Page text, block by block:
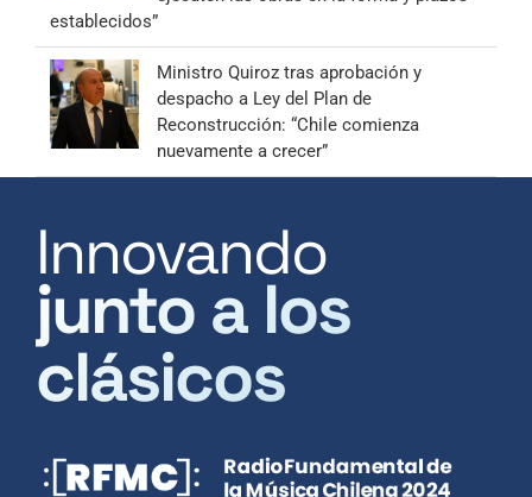
establecidos”
Ministro Quiroz tras aprobación y
despacho a Ley del Plan de
Reconstrucción: “Chile comienza
nuevamente a crecer”
Innovando
junto a los
clásicos